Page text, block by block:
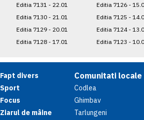
Editia 7131 - 22.01
Editia 7130 - 21.01
Editia 7129 - 20.01
Editia 7128 - 17.01
Editia 7126 -
Editia 7125 -
Editia 7124 -
Editia 7123 -
Fapt divers
Sport
Focus
Ziarul de mâine
Comunitati locale
Codlea
Ghimbav
Tarlungeni